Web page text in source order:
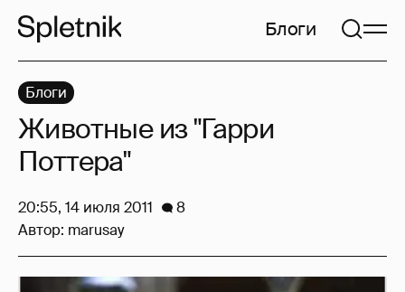
Блоги
Блоги
Животные из "Гарри
Поттера"
20:55, 14 июля 2011
8
Автор: marusay